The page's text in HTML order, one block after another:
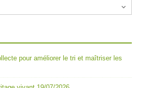
pour améliorer le tri et maîtriser les